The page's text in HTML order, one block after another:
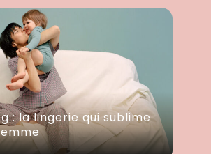
: la lingerie qui sublime